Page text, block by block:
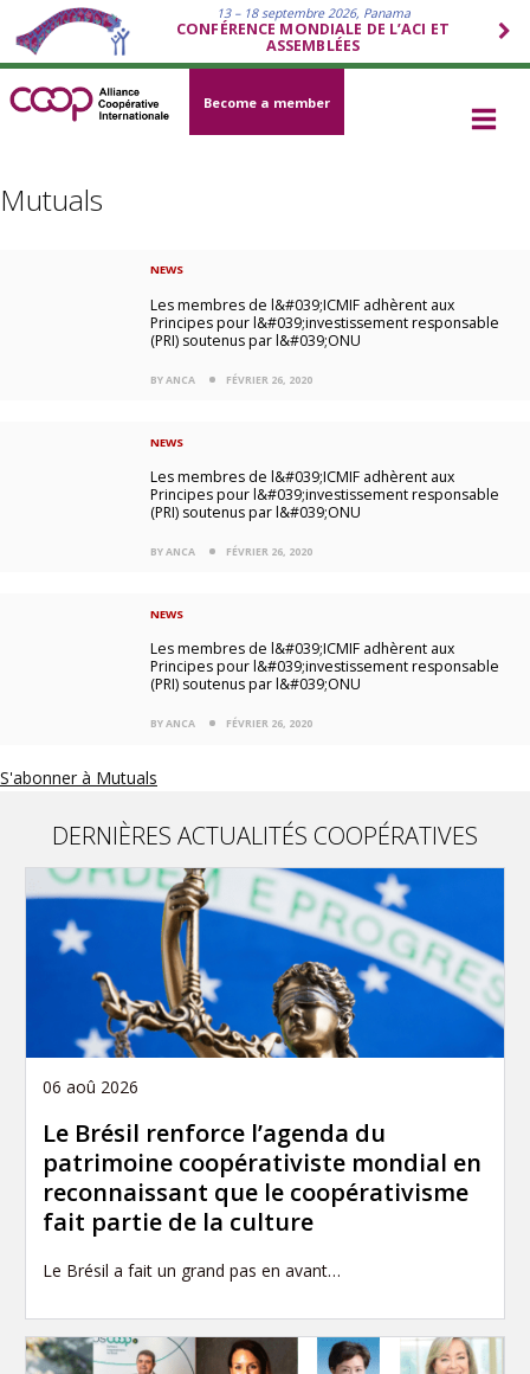
13 – 18 septembre 2026, Panama
CONFÉRENCE MONDIALE DE L’ACI ET
ASSEMBLÉES
Become a member
Mutuals
NEWS
Les membres de l&#039;ICMIF adhèrent aux
Principes pour l&#039;investissement responsable
(PRI) soutenus par l&#039;ONU
BY ANCA FÉVRIER 26, 2020
NEWS
Les membres de l&#039;ICMIF adhèrent aux
Principes pour l&#039;investissement responsable
(PRI) soutenus par l&#039;ONU
BY ANCA FÉVRIER 26, 2020
NEWS
Les membres de l&#039;ICMIF adhèrent aux
Principes pour l&#039;investissement responsable
(PRI) soutenus par l&#039;ONU
BY ANCA FÉVRIER 26, 2020
S'abonner à Mutuals
DERNIÈRES ACTUALITÉS COOPÉRATIVES
06 aoû 2026
Le Brésil renforce l’agenda du
patrimoine coopérativiste mondial en
reconnaissant que le coopérativisme
fait partie de la culture
Le Brésil a fait un grand pas en avant…